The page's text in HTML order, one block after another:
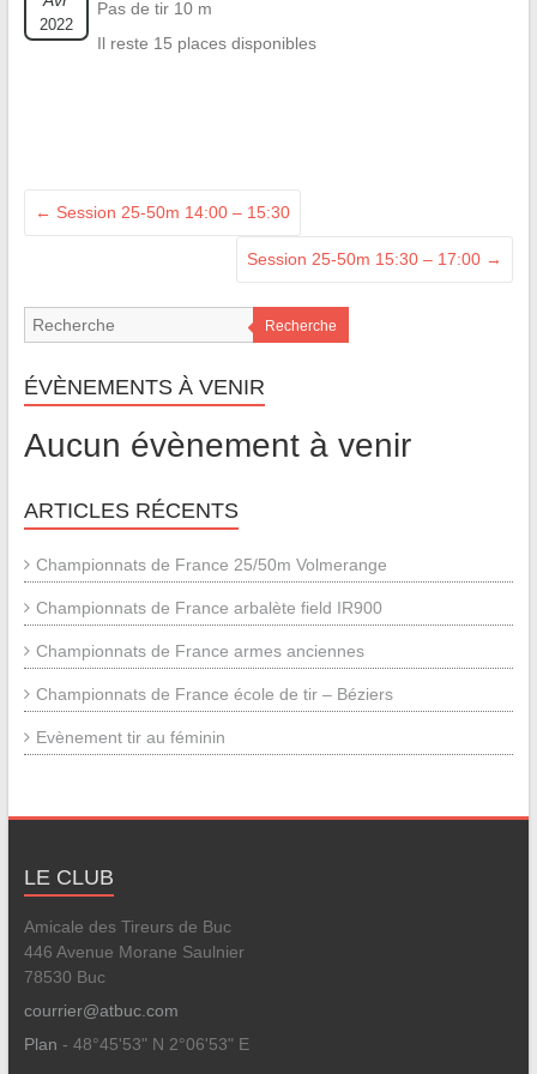
2022
Pas de tir 10 m
Il reste 15 places disponibles
← Session 25-50m 14:00 – 15:30
Session 25-50m 15:30 – 17:00 →
Recherche
ÉVÈNEMENTS À VENIR
Aucun évènement à venir
ARTICLES RÉCENTS
Championnats de France 25/50m Volmerange
Championnats de France arbalète field IR900
Championnats de France armes anciennes
Championnats de France école de tir – Béziers
Evènement tir au féminin
LE CLUB
Amicale des Tireurs de Buc
446 Avenue Morane Saulnier
78530 Buc
courrier@atbuc.com
Plan - 48°45'53" N 2°06'53" E